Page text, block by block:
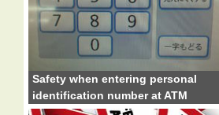
Safety when entering personal
identification number at ATM